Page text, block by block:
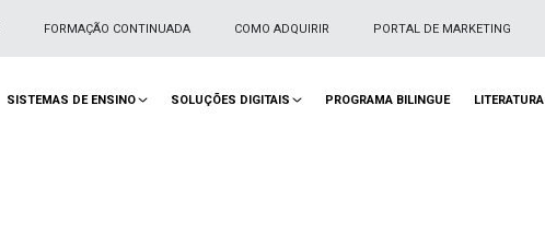
FORMAÇÃO CONTINUADA COMO ADQUIRIR PORTAL DE MARKETING
SISTEMAS DE ENSINO SOLUÇÕES DIGITAIS PROGRAMA BILINGUE LITERATURA